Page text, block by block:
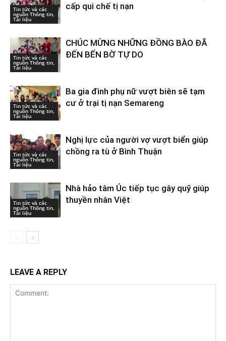
Tin tức và các
nguồn Thông tin,
Tài liệu
cấp qui chế tị nạn
Tin tức và các
nguồn Thông tin,
Tài liệu
CHÚC MỪNG NHỮNG ĐỒNG BÀO ĐÃ
ĐẾN BẾN BỜ TỰ DO
Tin tức và các
nguồn Thông tin,
Tài liệu
Ba gia đình phụ nữ vượt biên sẽ tạm
cư ở trại tị nạn Semareng
Tin tức và các
nguồn Thông tin,
Tài liệu
Nghị lực của người vợ vượt biển giúp
chồng ra tù ở Bình Thuận
Tin tức và các
nguồn Thông tin,
Tài liệu
Nhà hảo tâm Úc tiếp tục gây quỹ giúp
thuyền nhân Việt
LEAVE A REPLY